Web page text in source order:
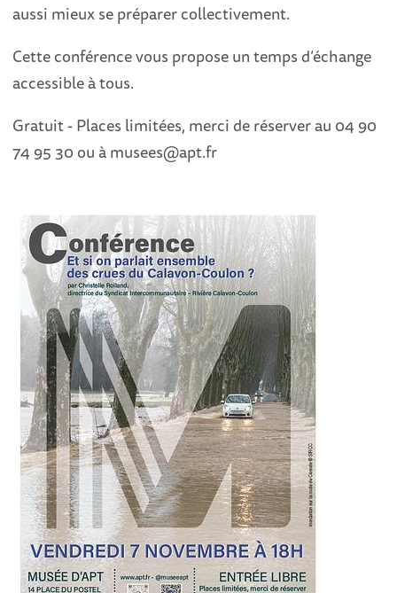
aussi mieux se préparer collectivement.
Cette conférence vous propose un temps d’échange
accessible à tous.
Gratuit - Places limitées, merci de réserver au 04 90
74 95 30 ou à musees@apt.fr